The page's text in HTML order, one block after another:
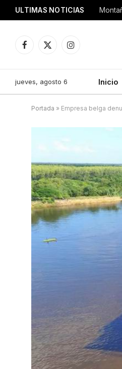
ULTIMAS NOTICIAS
Facebook
X
Instagram
jueves, agosto 6 Inicio
Portada » Empresa belga